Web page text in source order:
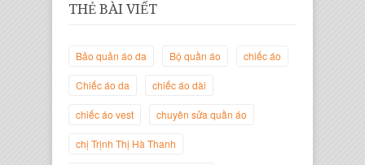
Giám Đốc Thương Hiệu Giày Thời
THẺ BÀI VIẾT
Bảo quản áo da Bộ quần áo chiếc áo
Chiếc áo da chiếc áo dài
chiếc áo vest chuyên sửa quần áo
chị Trịnh Thị Hà Thanh